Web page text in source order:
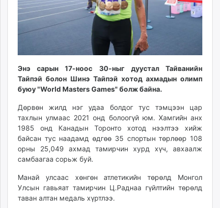
ergelt.mn
zarig.mn
today.mn
mminfo.mn
ugluu.mn
urlag.mn
unen.mn
asu.mn
shudarga.mn
shuurhai.mn
unuudur.mn
isee.mn
fact.mn
itoim.mn
tumen.mn
Энэ сарын 17-ноос 30-ныг дуустал Тайванийн
Тайпэй болон Шинэ Тайпэй хотод ахмадын олимп
буюу "World Masters Games" болж байна.
Дөрвөн жилд нэг удаа болдог тус тэмцээн цар
тахлын улмаас 2021 онд болоогүй юм. Хамгийн анх
1985 онд Канадын Торонто хотод нээлтээ хийж
байсан тус наадамд өдгөө 35 спортын төрлөөр 108
орны 25,049 ахмад тамирчин хурд хүч, авхаалж
самбаагаа сорьж буй.
Манай улсаас хөнгөн атлетикийн төрөлд Монгол
Улсын гавьяат тамирчин Ц.Раднаа гүйлтийн төрөлд
таван алтан медаль хүртлээ.